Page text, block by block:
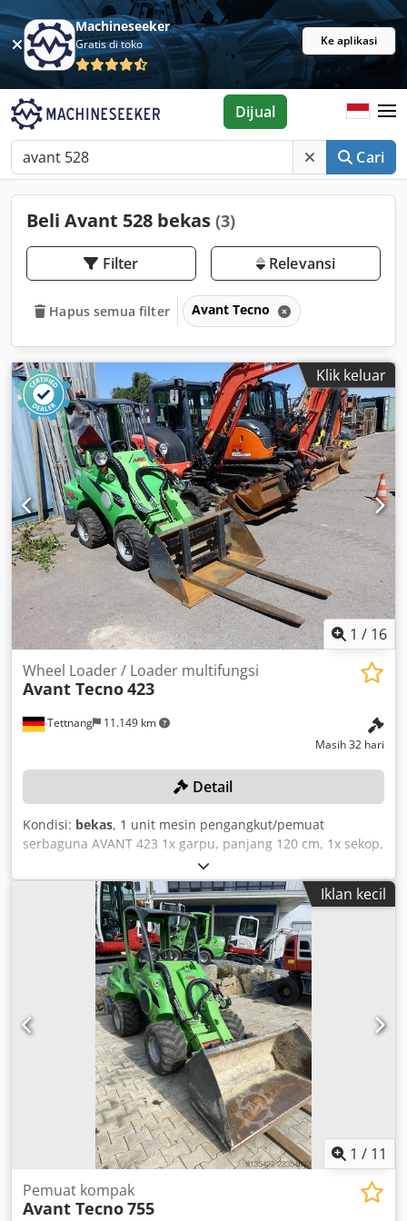
Machineseeker
Gratis di toko Ke aplikasi
Cari
Dijual
Beli Avant 528 bekas (3)
Filter Relevansi
Hapus semua filter Avant Tecno
Klik keluar
1 / 16
Tettnang 11.149 km
Wheel Loader / Loader multifungsi
Avant Tecno423
Masih 32 hari
Detail
Kondisi: bekas, 1 unit mesin pengangkut/pemuat
serbaguna AVANT 423 1x garpu, panjang 120 cm, 1x sekop,
107 cm semua data teknis mengenai objek lelang dapat
Anda temukan di bagian "Dokumen" sebagai file PDF yang
dapat diunduh! Dkjdpszqa A Dsfx Aidsr Warna: seperti
yang tertera pada gambar, sesuai dengan gambar dan
hasil pemeriksaan visual Nomor mesin: 3801 Berat dalam
kg (perkiraan): 1080 Kondisi: bekas
Iklan kecil
1 / 11
Pemuat kompak
Avant Tecno755